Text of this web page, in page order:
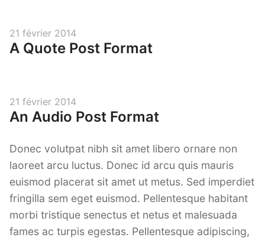
Posted
on
21 février 2014
A Quote Post Format
Posted
on
21 février 2014
An Audio Post Format
Donec volutpat nibh sit amet libero ornare non
laoreet arcu luctus. Donec id arcu quis mauris
euismod placerat sit amet ut metus. Sed imperdiet
fringilla sem eget euismod. Pellentesque habitant
morbi tristique senectus et netus et malesuada
fames ac turpis egestas. Pellentesque adipiscing,